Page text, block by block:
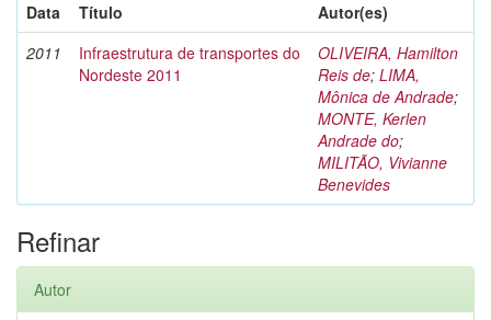
Data
Título
Autor(es)
2011
Infraestrutura de transportes do
Nordeste 2011
OLIVEIRA, Hamilton
Reis de; LIMA,
Mônica de Andrade;
MONTE, Kerlen
Andrade do;
MILITÃO, Vivianne
Benevides
Refinar
Autor